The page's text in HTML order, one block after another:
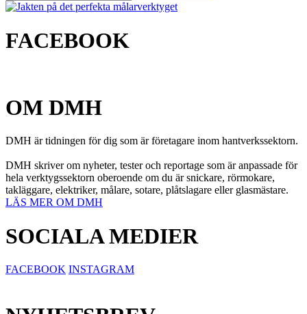
FACEBOOK
OM DMH
DMH är tidningen för dig som är företagare inom hantverkssektorn.
DMH skriver om nyheter, tester och reportage som är anpassade för
hela verktygssektorn oberoende om du är snickare, rörmokare,
takläggare, elektriker, målare, sotare, plåtslagare eller glasmästare.
LÄS MER OM DMH
SOCIALA MEDIER
FACEBOOK INSTAGRAM